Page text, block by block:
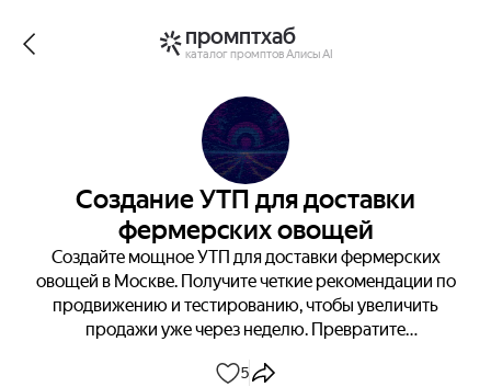
промптхаб
каталог промптов Алисы AI
Создание УТП для доставки
фермерских овощей
Создайте мощное УТП для доставки фермерских
овощей в Москве. Получите четкие рекомендации по
продвижению и тестированию, чтобы увеличить
продажи уже через неделю. Превратите
решениями.
5